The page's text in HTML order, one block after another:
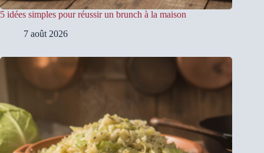
5 idées simples pour réussir un brunch à la maison
7 août 2026